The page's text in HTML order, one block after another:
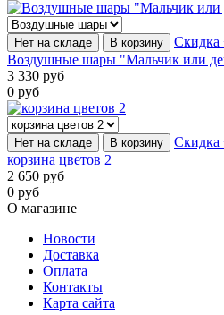
Нет на складе В корзину
Скидка
Воздушные шары "Мальчик или
3 330 руб
0 руб
Нет на складе В корзину
Скидка
корзина цветов 2
2 650 руб
0 руб
О магазине
Новости
Доставка
Оплата
Контакты
Карта сайта